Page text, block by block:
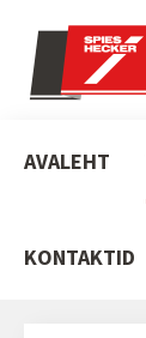
AVALEHT
KONTAKTID